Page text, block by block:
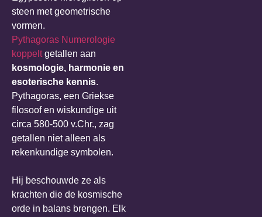
Pythagoras Numerologie
koppeltgetallen aan
kosmologie, harmonie en
esoterische kennis.
Pythagoras, een Griekse
filosoof en wiskundige uit
circa 580-500 v.Chr., zag
getallen niet alleen als
rekenkundige symbolen.
Hij beschouwde ze als
krachten die de kosmische
orde in balans brengen. Elk